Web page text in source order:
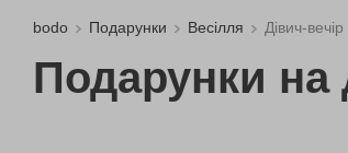
bodo Подарунки Весілля Дівич-вечір
Подарунки на